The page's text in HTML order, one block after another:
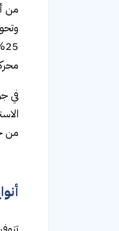
من
في
من